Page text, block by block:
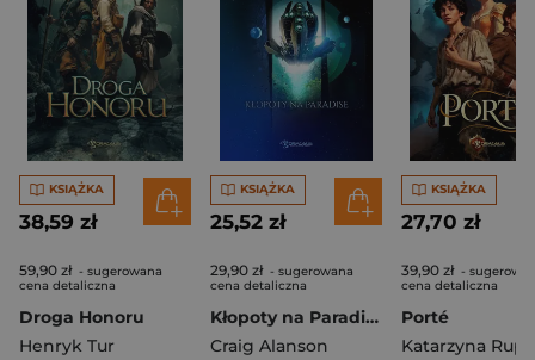
KSIĄŻKA
38,59 zł
59,90 zł - sugerowana
cena detaliczna
Droga Honoru
Henryk Tur
KSIĄŻKA
25,52 zł
29,90 zł - sugerowana
cena detaliczna
Kłopoty na Paradise. Expeditionary Force. Tom 3,5
Craig Alanson
KSIĄŻKA
27,70 zł
39,90 zł -
cena detaliczna
Porté